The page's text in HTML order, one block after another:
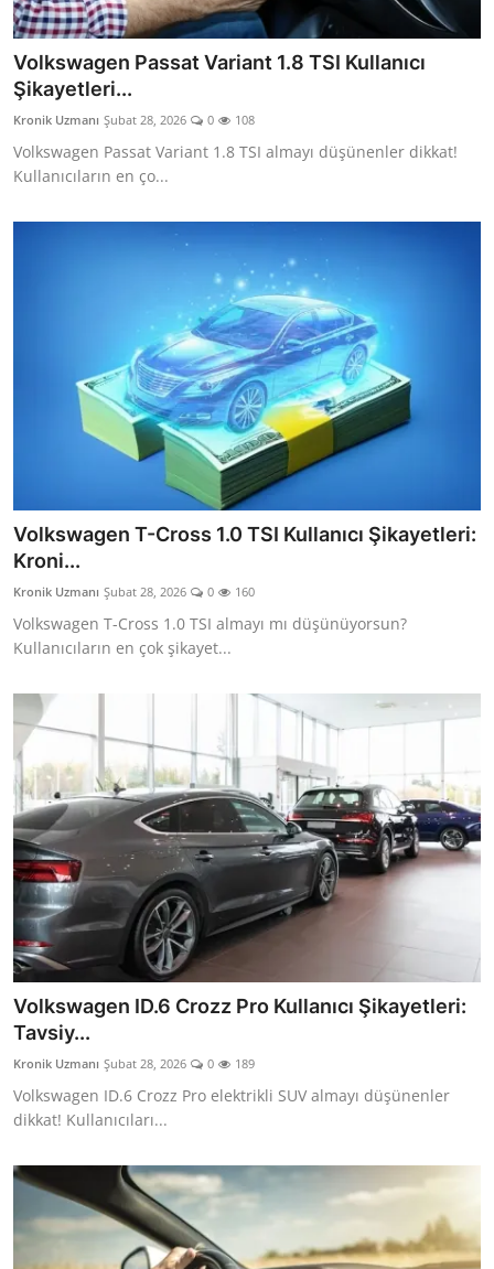
Volkswagen Passat Variant 1.8 TSI Kullanıcı
Şikayetleri...
Kronik Uzmanı Şubat 28, 2026 0 108
Volkswagen Passat Variant 1.8 TSI almayı düşünenler dikkat!
Kullanıcıların en ço...
Volkswagen T-Cross 1.0 TSI Kullanıcı Şikayetleri:
Kroni...
Kronik Uzmanı Şubat 28, 2026 0 160
Volkswagen T-Cross 1.0 TSI almayı mı düşünüyorsun?
Kullanıcıların en çok şikayet...
Volkswagen ID.6 Crozz Pro Kullanıcı Şikayetleri:
Tavsiy...
Kronik Uzmanı Şubat 28, 2026 0 189
Volkswagen ID.6 Crozz Pro elektrikli SUV almayı düşünenler
dikkat! Kullanıcıları...